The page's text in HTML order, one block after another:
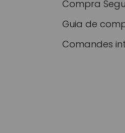
Compra
Guia de
Comandes